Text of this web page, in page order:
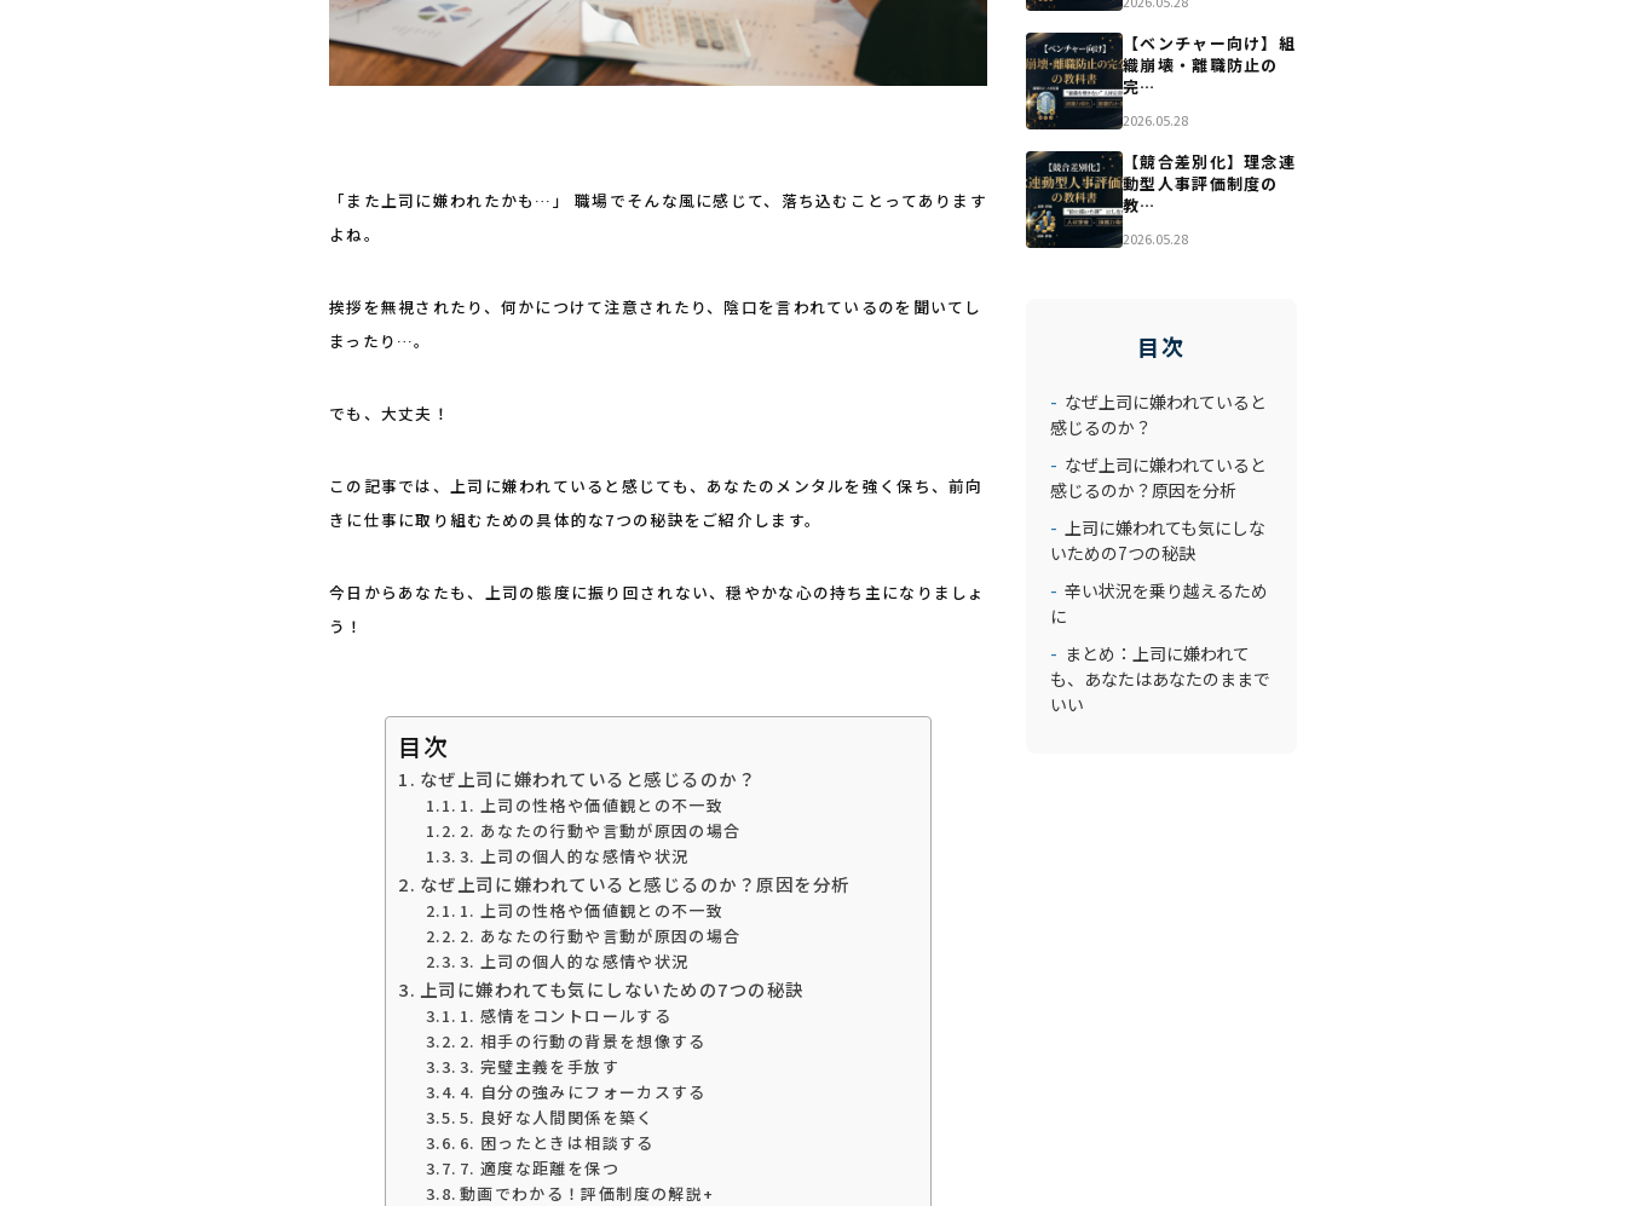
「また上司に嫌われたかも…」 職場でそんな風に感じて、落ち込むことってあります
よね。
挨拶を無視されたり、何かにつけて注意されたり、陰口を言われているのを聞いてし
まったり…。
でも、大丈夫！
この記事では、上司に嫌われていると感じても、あなたのメンタルを強く保ち、前向
きに仕事に取り組むための具体的な7つの秘訣をご紹介します。
今日からあなたも、上司の態度に振り回されない、穏やかな心の持ち主になりましょ
う！
目次
なぜ上司に嫌われていると感じるのか？
1. 上司の性格や価値観との不一致
2. あなたの行動や言動が原因の場合
3. 上司の個人的な感情や状況
なぜ上司に嫌われていると感じるのか？原因を分析
1. 上司の性格や価値観との不一致
2. あなたの行動や言動が原因の場合
3. 上司の個人的な感情や状況
上司に嫌われても気にしないための7つの秘訣
1. 感情をコントロールする
2. 相手の行動の背景を想像する
3. 完璧主義を手放す
4. 自分の強みにフォーカスする
5. 良好な人間関係を築く
6. 困ったときは相談する
7. 適度な距離を保つ
動画でわかる！評価制度の解説+
【ベンチャー向け】組
織崩壊・離職防止の
完…
2026.05.28
【競合差別化】理念連
動型人事評価制度の
教…
2026.05.28
目次
なぜ上司に嫌われていると
感じるのか？
なぜ上司に嫌われていると
感じるのか？原因を分析
上司に嫌われても気にしな
いための7つの秘訣
辛い状況を乗り越えるため
に
まとめ：上司に嫌われて
も、あなたはあなたのままで
いい